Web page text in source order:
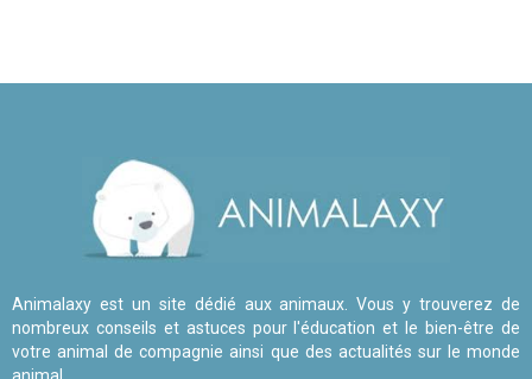
Animalaxy est un site dédié aux animaux. Vous y trouverez de
nombreux conseils et astuces pour l'éducation et le bien-être de
votre animal de compagnie ainsi que des actualités sur le monde